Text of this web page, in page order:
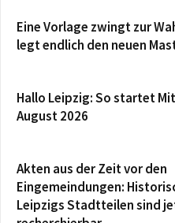
Eine Vorlage zwingt zur
legt endlich den neuen
Hallo Leipzig: So startet
August 2026
Akten aus der Zeit vor den
Eingemeindungen:
Leipzigs Stadtteilen sind